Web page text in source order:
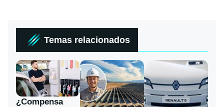
Temas relacionados
¿Compensa